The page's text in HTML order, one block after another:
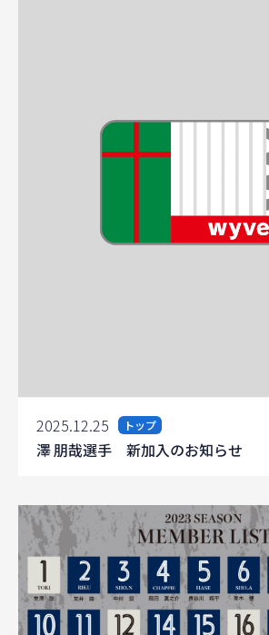
2025.12.25 トップ
澤 朋哉選手 新加入のお知らせ